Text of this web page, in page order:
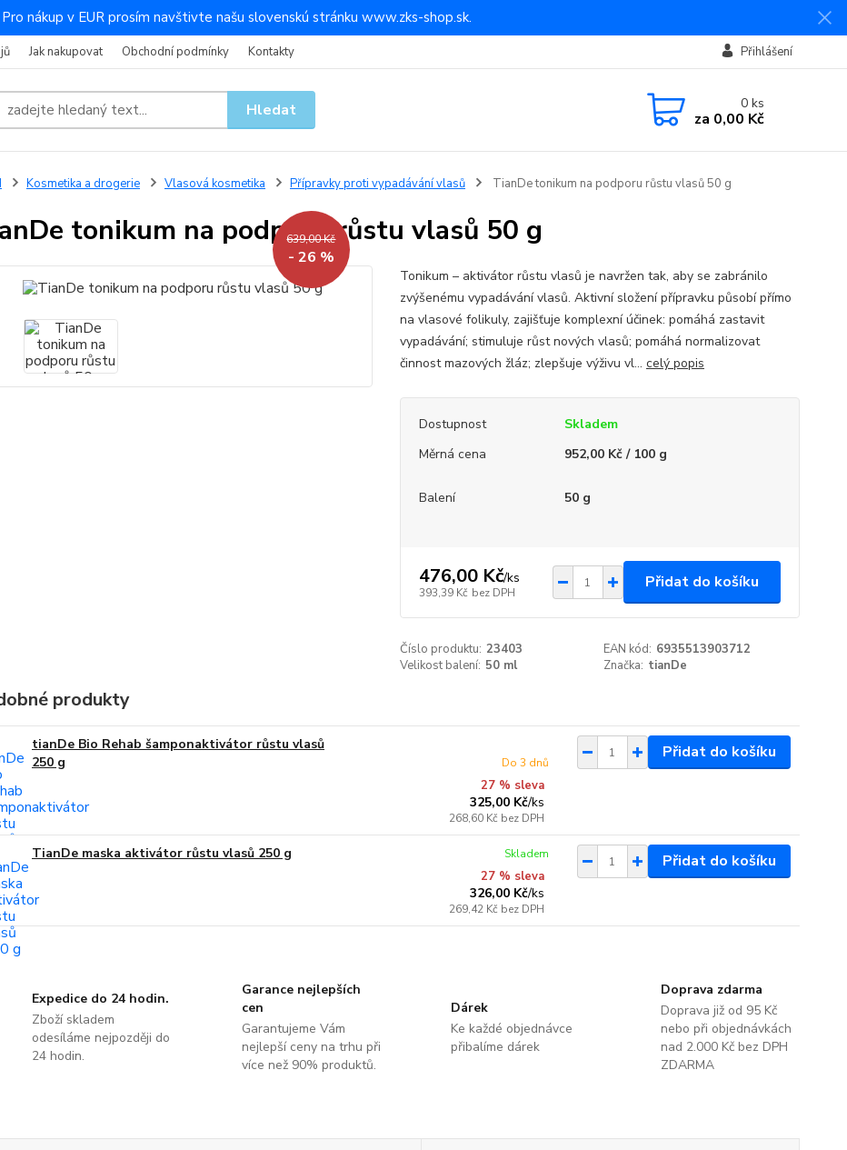
Pro nákup v EUR prosím navštivte našu slovenskú stránku www.zks-shop.sk.
Jak nakupovat Obchodní podmínky Kontakty Přihlášení
Hledat 0ks
za 0,00 Kč
Kosmetika a drogerie Vlasová kosmetika Přípravky proti vypadávání vlasů TianDe tonikum na podporu růstu vlasů 50 g
tonikum na podporu růstu vlasů 50 g
639,00 Kč
- 26 %
Tonikum – aktivátor růstu vlasů je navržen tak, aby se zabránilo
zvýšenému vypadávání vlasů. Aktivní složení přípravku působí přímo
na vlasové folikuly, zajišťuje komplexní účinek: pomáhá zastavit
vypadávání; stimuluje růst nových vlasů; pomáhá normalizovat
činnost mazových žláz; zlepšuje výživu vl... celý popis
Dostupnost
Skladem
Měrná cena
952,00 Kč / 100 g
Balení 50 g
476,00 Kč/ks
393,39 Kč bez DPH
Přidat do košíku
Číslo produktu: 23403 EAN kód: 6935513903712
Velikost balení: 50 ml Značka: tianDe
produkty
tianDe Bio Rehab šamponaktivátor růstu vlasů
250 g
27 % sleva
325,00 Kč/ks
268,60 Kč bez DPH
Do 3 dnů
Přidat do košíku
TianDe maska aktivátor růstu vlasů 250 g
27 % sleva
326,00 Kč/ks
269,42 Kč bez DPH
Skladem Přidat do košíku
Expedice do 24 hodin.
Zboží skladem
odesíláme nejpozději do
24 hodin.
Garance nejlepších
cen
Garantujeme Vám
nejlepší ceny na trhu při
více než 90% produktů.
Dárek
Ke každé objednávce
přibalíme dárek
Doprava zdarma
Doprava již od 95 Kč
nebo při objednávkách
nad 2.000 Kč bez DPH
ZDARMA